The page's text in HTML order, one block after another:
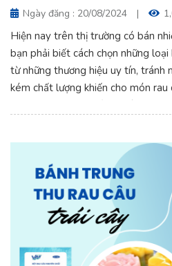
Ngày đăng : 20/08/2024 |
Hiện nay trên thị trường có bán
bạn phải biết cách chọn những
từ những thương hiệu uy tín, tránh
kém chất lượng khiến cho món
nội trợ tin dùng bởi đây là sản
tự nhiên, đảm bảo an toàn cho sức
Bột Rau Câu, Rau Câu Sợi